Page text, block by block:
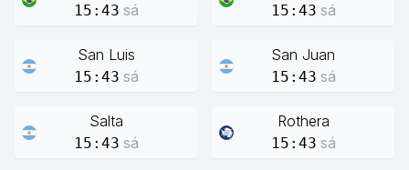
15:43 sá 15:43 sá
San Luis
15:43 sá
San Juan
15:43 sá
Salta
15:43 sá
Rothera
15:43 sá